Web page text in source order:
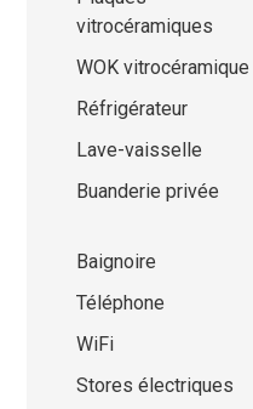
vitrocéramiques
WOK vitrocéramique
Réfrigérateur
Lave-vaisselle
Buanderie privée
Baignoire
Téléphone
WiFi
Stores électriques